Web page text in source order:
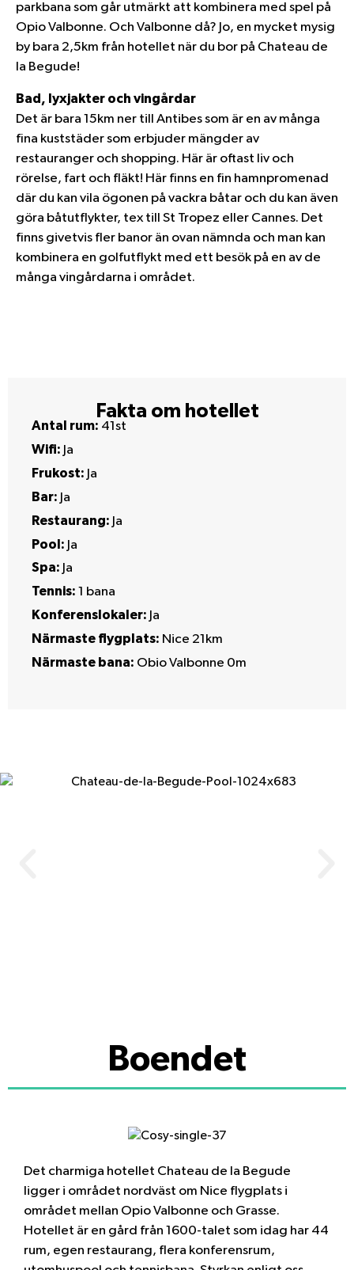
parkbana som går utmärkt att kombinera med spel på
Opio Valbonne. Och Valbonne då? Jo, en mycket mysig
by bara 2,5km från hotellet när du bor på Chateau de
la Begude!
Bad, lyxjakter och vingårdar
Det är bara 15km ner till Antibes som är en av många
fina kuststäder som erbjuder mängder av
restauranger och shopping. Här är oftast liv och
rörelse, fart och fläkt! Här finns en fin hamnpromenad
där du kan vila ögonen på vackra båtar och du kan även
göra båtutflykter, tex till St Tropez eller Cannes. Det
finns givetvis fler banor än ovan nämnda och man kan
kombinera en golfutflykt med ett besök på en av de
många vingårdarna i området.
Fakta om hotellet
Antal rum: 41st
Wifi: Ja
Frukost: Ja
Bar: Ja
Restaurang: Ja
Pool: Ja
Spa: Ja
Tennis: 1 bana
Konferenslokaler: Ja
Närmaste flygplats: Nice 21km
Närmaste bana: Obio Valbonne 0m
Boendet
Det charmiga hotellet Chateau de la Begude
ligger i området nordväst om Nice flygplats i
området mellan Opio Valbonne och Grasse.
Hotellet är en gård från 1600-talet som idag har 44
rum, egen restaurang, flera konferensrum,